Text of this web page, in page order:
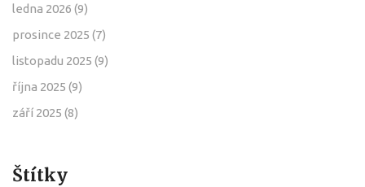
ledna 2026 (9)
prosince 2025 (7)
listopadu 2025 (9)
října 2025 (9)
září 2025 (8)
Štítky